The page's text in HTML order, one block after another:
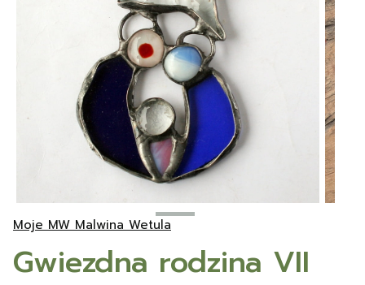
Moje MW Malwina Wetula
Gwiezdna rodzina VII